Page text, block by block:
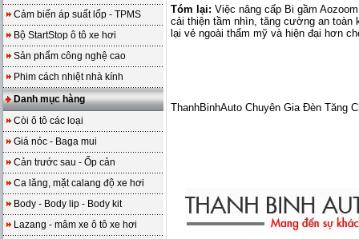
Cảm biến áp suất lốp - TPMS
Bộ StartStop ô tô xe hơi
Sản phẩm công nghệ cao
Phim cách nhiệt nhà kính
Danh mục hàng
Còi ô tô các loại
Giá nóc - Baga mui
Cản trước sau - Ốp cản
Ca lăng, mặt calang độ xe hơi
Body - Body lip - Body kit
Lazang - mâm xe ô tô xe hơi
Tóm lại: Việc nâng cấp Bi gầm
cải thiện tầm nhìn, tăng cường an toàn
lại vẻ ngoài thẩm mỹ và hiện đại hơn
ThanhBinhAuto Chuyên Gia Đèn Tăng